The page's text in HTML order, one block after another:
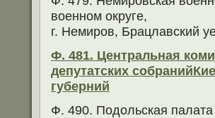
военном округе,
г. Немиров, Брацлавский
Ф. 481. Центральная
депутатских
губерний
Ф. 490. Подольская